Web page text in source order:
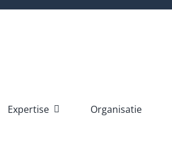
Expertise Organisatie